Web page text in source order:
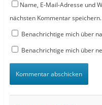
Name, E-Mail-Adresse und
nächsten Kommentar speichern.
Benachrichtige mich über
Benachrichtige mich über